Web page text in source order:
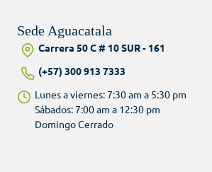
Sede Aguacatala
Carrera 50 C # 10 SUR - 161
(+57) 300 913 7333
Lunes a viernes: 7:30 am a 5:30 pm
Sábados: 7:00 am a 12:30 pm
Domingo Cerrado